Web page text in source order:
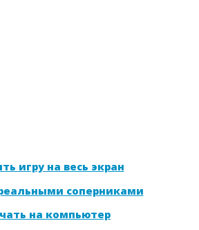
игру на весь экран
соперниками
на компьютер